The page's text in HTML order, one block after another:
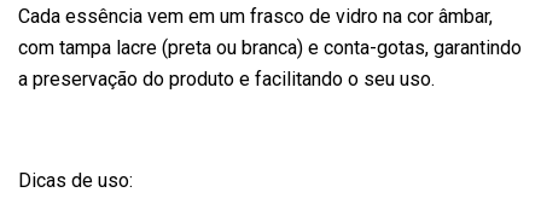
Cada essência vem em um frasco de vidro na cor âmbar,
com tampa lacre (preta ou branca) e conta-gotas, garantindo
a preservação do produto e facilitando o seu uso.
Dicas de uso: